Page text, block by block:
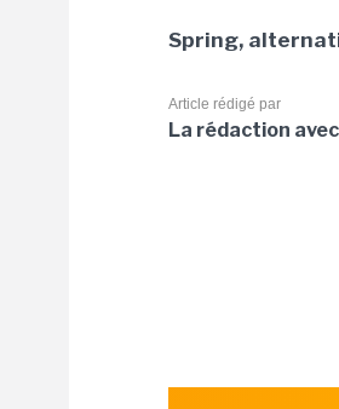
Spring,
Article rédigé par
La rédaction avec